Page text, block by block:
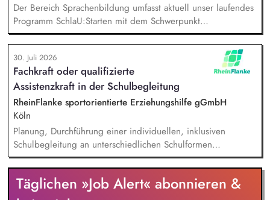
Der Bereich Sprachenbildung umfasst aktuell unser laufendes
Programm SchlaU:Starten mit dem Schwerpunkt
"Alphabetisierung in DaZ für die Grundschule" sowie
zukünftig weitere auf Unterrichtsmaterial bezogene Projekte
mit den Schwerpunkten sprachensensibles und
rassismuskritisches Deutschlernen von der Grundschule bis in
die Berufliche Bildung. Der Bereich Sprachenbildung
entwickelt in seinen Projekten dazu zielgruppengerechte und
innovative Unterrichtsmaterialien und begleitet pädagogische
Fachkräfte mit daran angeschlossenen
Weiterbildungsangeboten online wie offline.
30. Juli 2026
Fachkraft oder qualifizierte
Assistenzkraft in der Schulbegleitung
RheinFlanke sportorientierte Erziehungshilfe gGmbH
Köln
Planung, Durchführung einer individuellen, inklusiven
Schulbegleitung an unterschiedlichen Schulformen
(Grundschulen und weiterführenden Schulen), individuelle
Unterstützung eines:einer Schüler:in im Unterricht und in den
Pausenzeiten, Beziehungs- und Vertrauensarbeit,
Täglichen »Job Alert« abonnieren &